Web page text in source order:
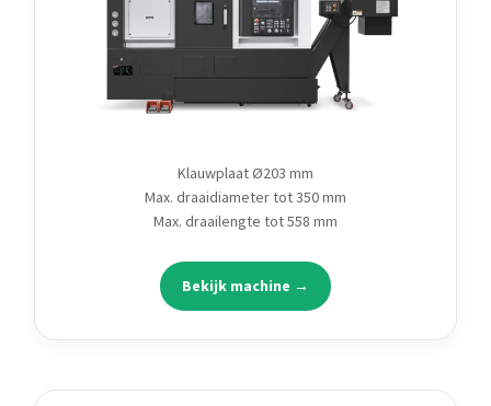
Klauwplaat Ø203 mm
Max. draaidiameter tot 350 mm
Max. draailengte tot 558 mm
Bekijk machine →